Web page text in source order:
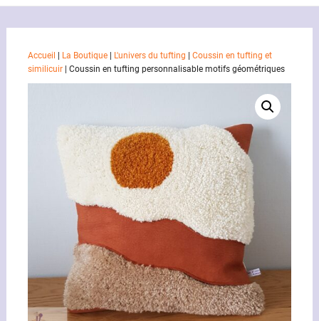
Accueil La Boutique| L'univers du tufting
Coussin en tufting et
similicuir| Coussin en tufting personnalisable motifs géométriques